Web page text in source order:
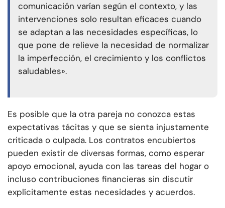
comunicación varían según el contexto, y las
intervenciones solo resultan eficaces cuando
se adaptan a las necesidades específicas, lo
que pone de relieve la necesidad de normalizar
la imperfección, el crecimiento y los conflictos
saludables».
Es posible que la otra pareja no conozca estas
expectativas tácitas y que se sienta injustamente
criticada o culpada. Los contratos encubiertos
pueden existir de diversas formas, como esperar
apoyo emocional, ayuda con las tareas del hogar o
incluso contribuciones financieras sin discutir
explícitamente estas necesidades y acuerdos.